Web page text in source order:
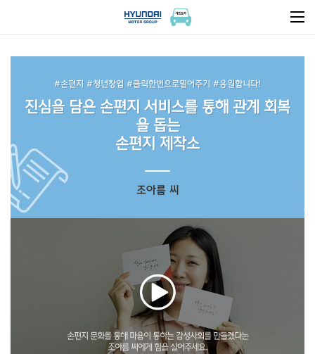
#손편지 #청년창업 #클릭한번으로밀어주기 #응원합니다!
진심을 담은 손편지 서비스를 통해 관계 회복
을 돕는
손편지 제작소
조아름 씨
손편지 문화를 통해 마음이 통하는 감성사회를 만들겠다는
조아름 씨에게 힘을 실어주세요.